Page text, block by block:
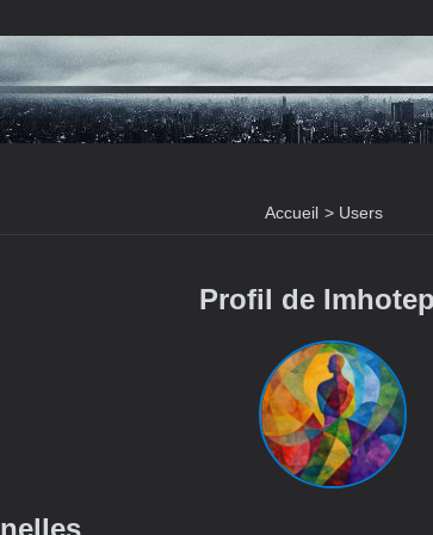
Accueil > Users
Profil de